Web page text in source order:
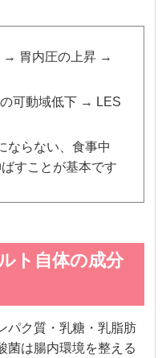
→ 胃内圧の上昇 →
可動域低下 → LES
ならない、食事中
すことが基本です
ト自体の成分
パク質・乳糖・乳脂肪
菌は腸内環境を整える